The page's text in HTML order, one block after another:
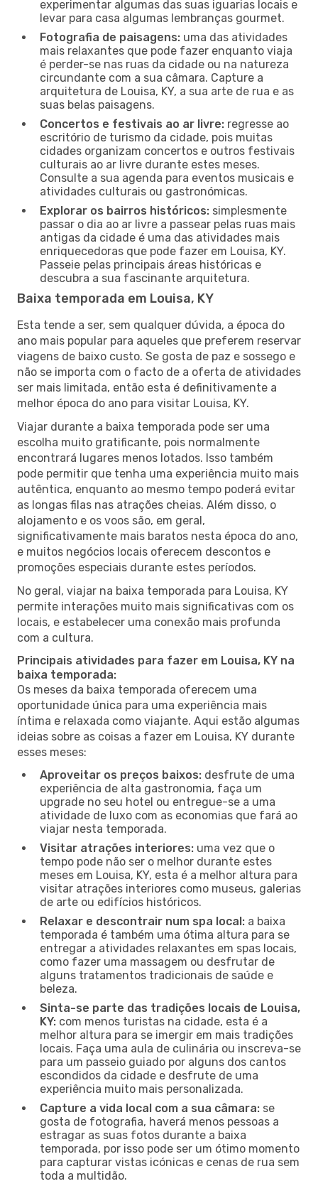
experimentar algumas das suas iguarias locais e
levar para casa algumas lembranças gourmet.
Fotografia de paisagens: uma das atividades
mais relaxantes que pode fazer enquanto viaja
é perder-se nas ruas da cidade ou na natureza
circundante com a sua câmara. Capture a
arquitetura de Louisa, KY, a sua arte de rua e as
suas belas paisagens.
Concertos e festivais ao ar livre: regresse ao
escritório de turismo da cidade, pois muitas
cidades organizam concertos e outros festivais
culturais ao ar livre durante estes meses.
Consulte a sua agenda para eventos musicais e
atividades culturais ou gastronómicas.
Explorar os bairros históricos: simplesmente
passar o dia ao ar livre a passear pelas ruas mais
antigas da cidade é uma das atividades mais
enriquecedoras que pode fazer em Louisa, KY.
Passeie pelas principais áreas históricas e
descubra a sua fascinante arquitetura.
Baixa temporada em Louisa, KY
Esta tende a ser, sem qualquer dúvida, a época do
ano mais popular para aqueles que preferem reservar
viagens de baixo custo. Se gosta de paz e sossego e
não se importa com o facto de a oferta de atividades
ser mais limitada, então esta é definitivamente a
melhor época do ano para visitar Louisa, KY.
Viajar durante a baixa temporada pode ser uma
escolha muito gratificante, pois normalmente
encontrará lugares menos lotados. Isso também
pode permitir que tenha uma experiência muito mais
autêntica, enquanto ao mesmo tempo poderá evitar
as longas filas nas atrações cheias. Além disso, o
alojamento e os voos são, em geral,
significativamente mais baratos nesta época do ano,
e muitos negócios locais oferecem descontos e
promoções especiais durante estes períodos.
No geral, viajar na baixa temporada para Louisa, KY
permite interações muito mais significativas com os
locais, e estabelecer uma conexão mais profunda
com a cultura.
Principais atividades para fazer em Louisa, KY na
baixa temporada:
Os meses da baixa temporada oferecem uma
oportunidade única para uma experiência mais
íntima e relaxada como viajante. Aqui estão algumas
ideias sobre as coisas a fazer em Louisa, KY durante
esses meses:
Aproveitar os preços baixos: desfrute de uma
experiência de alta gastronomia, faça um
upgrade no seu hotel ou entregue-se a uma
atividade de luxo com as economias que fará ao
viajar nesta temporada.
Visitar atrações interiores: uma vez que o
tempo pode não ser o melhor durante estes
meses em Louisa, KY, esta é a melhor altura para
visitar atrações interiores como museus, galerias
de arte ou edifícios históricos.
Relaxar e descontrair num spa local: a baixa
temporada é também uma ótima altura para se
entregar a atividades relaxantes em spas locais,
como fazer uma massagem ou desfrutar de
alguns tratamentos tradicionais de saúde e
beleza.
Sinta-se parte das tradições locais de Louisa,
KY: com menos turistas na cidade, esta é a
melhor altura para se imergir em mais tradições
locais. Faça uma aula de culinária ou inscreva-se
para um passeio guiado por alguns dos cantos
escondidos da cidade e desfrute de uma
experiência muito mais personalizada.
Capture a vida local com a sua câmara: se
gosta de fotografia, haverá menos pessoas a
estragar as suas fotos durante a baixa
temporada, por isso pode ser um ótimo momento
para capturar vistas icónicas e cenas de rua sem
toda a multidão.